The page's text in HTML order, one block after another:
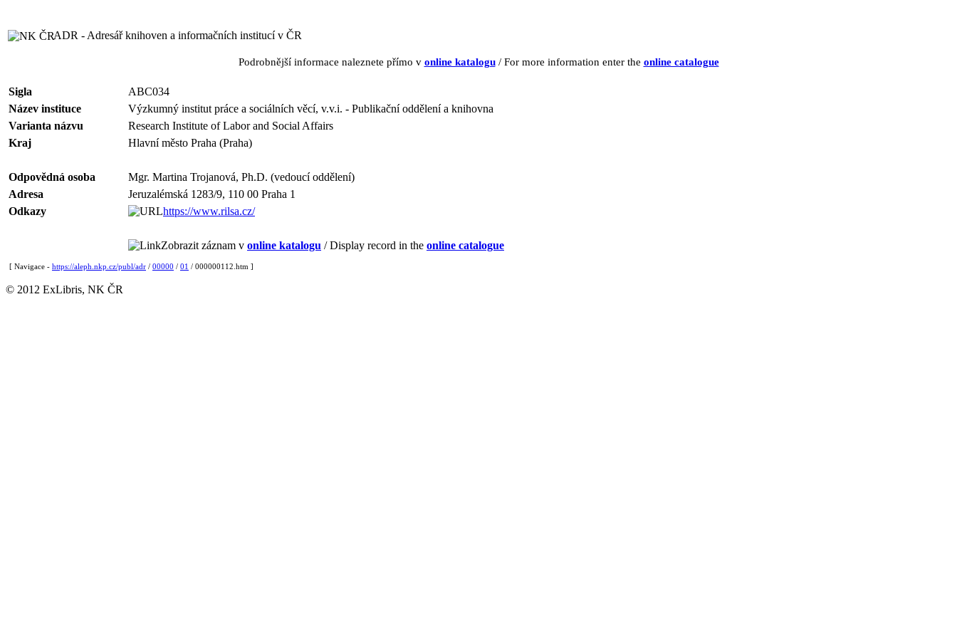
ADR - Adresář knihoven a informačních institucí v ČR
Podrobnější informace naleznete přímo v online katalogu/ For more information enter the online catalogue
Sigla
ABC034
Název instituce
Výzkumný institut práce a sociálních věcí, v.v.i. - Publikační oddělení a knihovna
Varianta názvu
Research Institute of Labor and Social Affairs
Kraj
Hlavní město Praha (Praha)
Odpovědná osoba
Mgr. Martina Trojanová, Ph.D. (vedoucí oddělení)
Adresa
Jeruzalémská 1283/9, 110 00 Praha 1
Odkazy
https://www.rilsa.cz/
Zobrazit záznam v online katalogu / Display record in the online catalogue
[ Navigace - https://aleph.nkp.cz/publ/adr / 00000 / 01 / 000000112.htm ]
© 2012 ExLibris, NK ČR